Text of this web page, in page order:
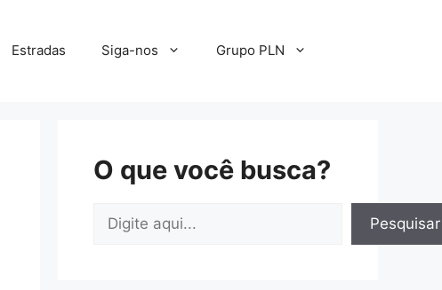
Estradas Siga-nos Grupo PLN
O que você busca?
Pesquisar